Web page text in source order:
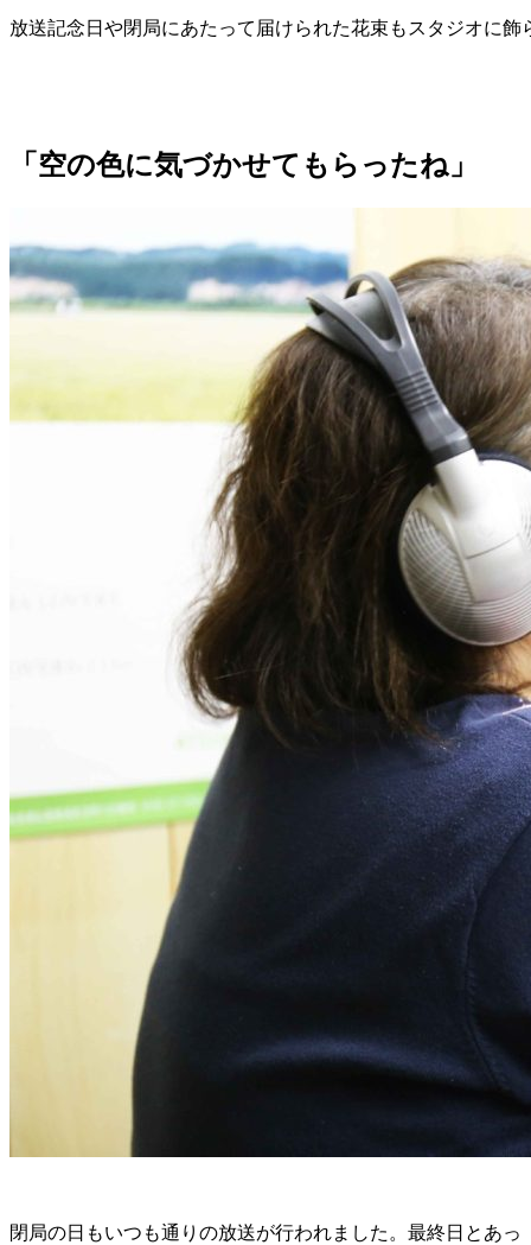
放送記念日や閉局にあたって届けられた花束もスタジオに飾
「空の色に気づかせてもらったね」
閉局の日もいつも通りの放送が行われました。最終日とあっ